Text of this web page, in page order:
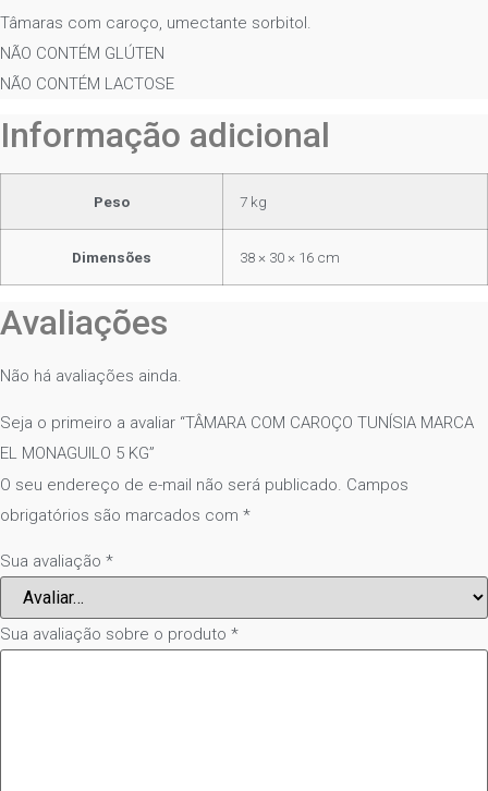
Tâmaras com caroço, umectante sorbitol.
NÃO CONTÉM GLÚTEN
NÃO CONTÉM LACTOSE
Informação adicional
Peso 7 kg
Dimensões 38 × 30 × 16 cm
Avaliações
Não há avaliações ainda.
Seja o primeiro a avaliar “TÂMARA COM CAROÇO TUNÍSIA MARCA
EL MONAGUILO 5 KG”
O seu endereço de e-mail não será publicado. Campos
obrigatórios são marcados com *
Sua avaliação *
Sua avaliação sobre o produto *